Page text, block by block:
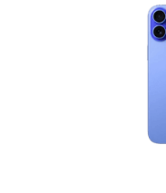
Découvrez toute la
Vous recherchez des
que des appareils photo ?
vous. Il s'agit d'un
mais plus performant que
ce qu'il y a de mieux ?
vous faut. Il combine les